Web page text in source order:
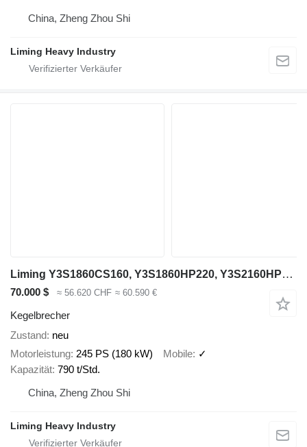
China, Zheng Zhou Shi
Liming Heavy Industry
Liming Y3S1860CS160, Y3S1860HP220, Y3S2160HP220
70.000 $ ≈ 56.620 CHF ≈ 60.590 €
Kegelbrecher
Zustand neu
Motorleistung 245 PS (180 kW) Mobile ✓
Kapazität 790 t/Std.
China, Zheng Zhou Shi
Liming Heavy Industry